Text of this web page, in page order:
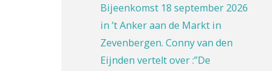
Bijeenkomst 18 september 2026
in ’t Anker aan de Markt in
Zevenbergen. Conny van den
Eijnden vertelt over :”De